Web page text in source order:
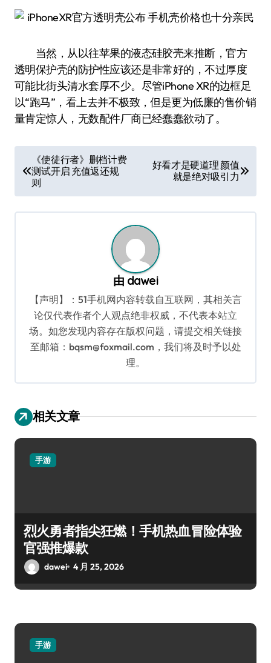
当然，从以往苹果的液态硅胶壳来推断，官方
透明保护壳的防护性应该还是非常好的，不过厚度
可能比街头清水套厚不少。尽管iPhone XR的边框足
以“跑马”，看上去并不极致，但是更为低廉的售价销
量肯定惊人，无数配件厂商已经蠢蠢欲动了。
章
导
航
《使徒行者》删档计费
测试开启 充值返还规
则
好看才是硬道理 颜值
就是绝对吸引力
由 dawei
【声明】：51手机网内容转载自互联网，其相关言
论仅代表作者个人观点绝非权威，不代表本站立
场。如您发现内容存在版权问题，请提交相关链接
至邮箱：bqsm@foxmail.com，我们将及时予以处
理。
相关文章
手游
烈火勇者指尖狂燃！手机热血冒险体验
官强推爆款
dawei 4 月 25, 2026
手游